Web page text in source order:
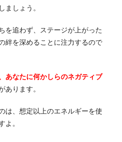
ましょう。
を追わず、ステージが上がった
絆を深めることに注力するので
あなたに何かしらのネガティブ
あります。
は、想定以上のエネルギーを使
よ。